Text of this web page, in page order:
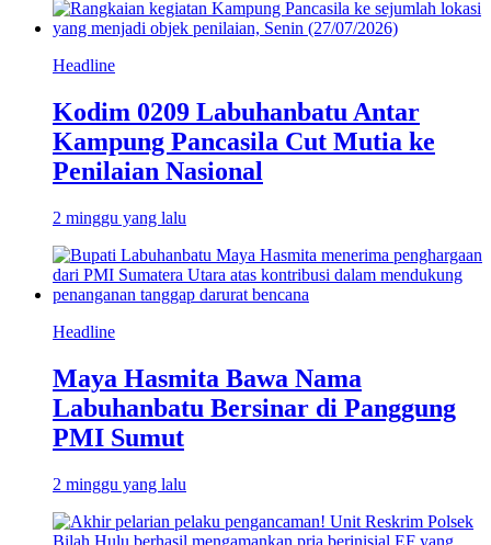
Headline
Kodim 0209 Labuhanbatu Antar
Kampung Pancasila Cut Mutia ke
Penilaian Nasional
2 minggu yang lalu
Headline
Maya Hasmita Bawa Nama
Labuhanbatu Bersinar di Panggung
PMI Sumut
2 minggu yang lalu